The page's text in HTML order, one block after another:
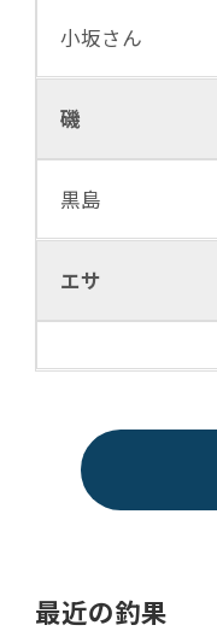
小坂さん
磯
黒島
エサ
最近の釣果